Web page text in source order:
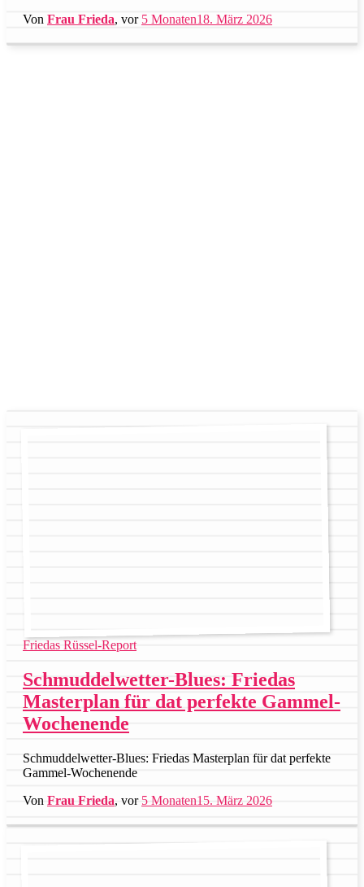
Von Frau Frieda, vor 5 Monaten18. März 2026
Friedas Rüssel-Report
Schmuddelwetter-Blues: Friedas
Masterplan für dat perfekte Gammel-
Wochenende
Schmuddelwetter-Blues: Friedas Masterplan für dat perfekte
Gammel-Wochenende
Von Frau Frieda, vor 5 Monaten15. März 2026